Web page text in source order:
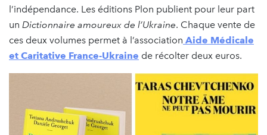
l’indépendance. Les éditions Plon publient pour leur part
un Dictionnaire amoureux de l’Ukraine. Chaque vente de
ces deux volumes permet à l’association Aide Médicale
et Caritative France-Ukraine de récolter deux euros.